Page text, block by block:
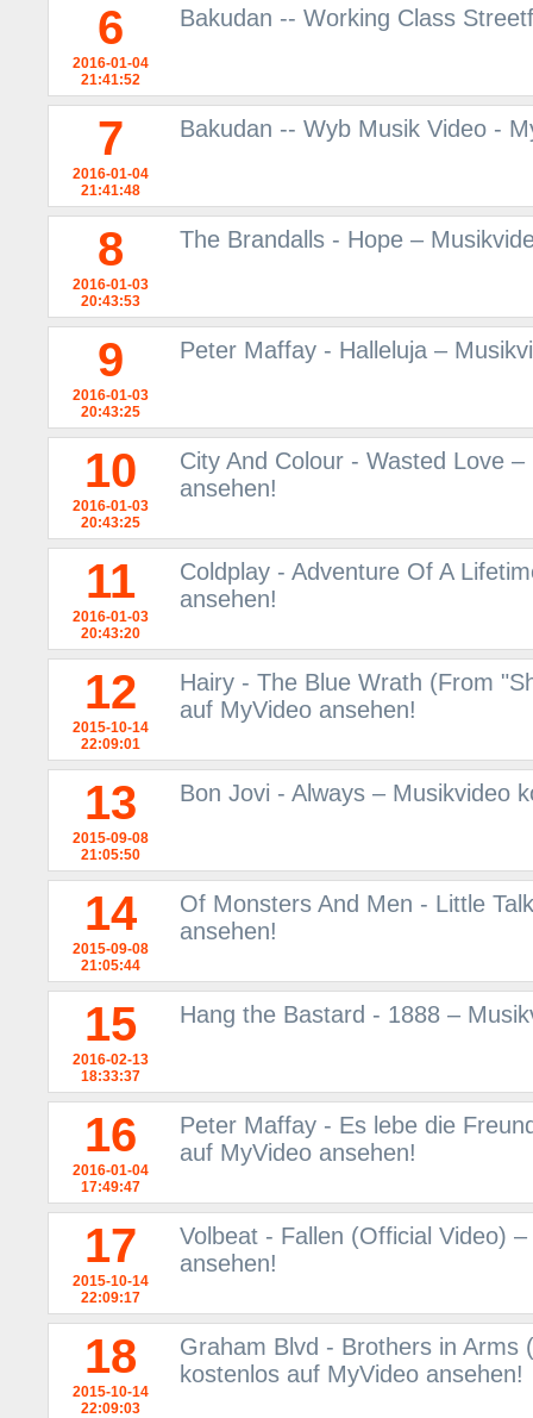
6
2016-01-04
21:41:52
Bakudan -- Working Class
7
2016-01-04
21:41:48
Bakudan -- Wyb Musik Video -
8
2016-01-03
20:43:53
The Brandalls - Hope –
9
2016-01-03
20:43:25
Peter Maffay - Halleluja –
10
2016-01-03
20:43:25
City And Colour - Wasted Love
ansehen!
11
2016-01-03
20:43:20
Coldplay - Adventure Of A
ansehen!
12
2015-10-14
22:09:01
Hairy - The Blue Wrath (From
auf MyVideo ansehen!
13
2015-09-08
21:05:50
Bon Jovi - Always – Musikvideo
14
2015-09-08
21:05:44
Of Monsters And Men - Little
ansehen!
15
2016-02-13
18:33:37
Hang the Bastard - 1888 –
16
2016-01-04
17:49:47
Peter Maffay - Es lebe die
auf MyVideo ansehen!
17
2015-10-14
22:09:17
Volbeat - Fallen (Official Video)
ansehen!
18
2015-10-14
22:09:03
Graham Blvd - Brothers in Arms
kostenlos auf MyVideo ansehen!